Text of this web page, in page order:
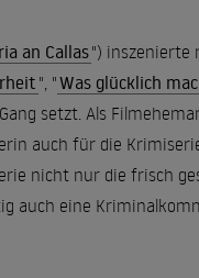
an Callas") in­szenierte
", "Was glücklich
setzt. Als
auch für die
nicht nur die frisch
auch eine